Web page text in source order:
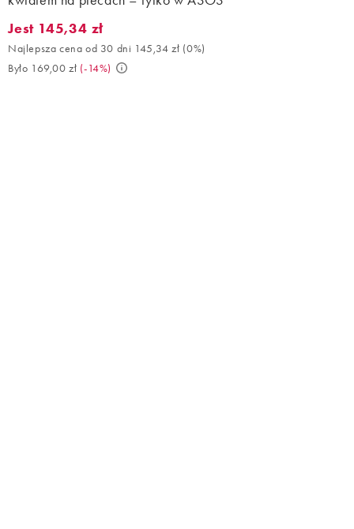
Jest 145,34 zł. Najlepsza cena od 30 dni 145,34 zł (0%). Było
Jest 145,34 zł
Najlepsza cena od 30 dni 145,34 zł (0%)
Było 169,00 zł (-14%)